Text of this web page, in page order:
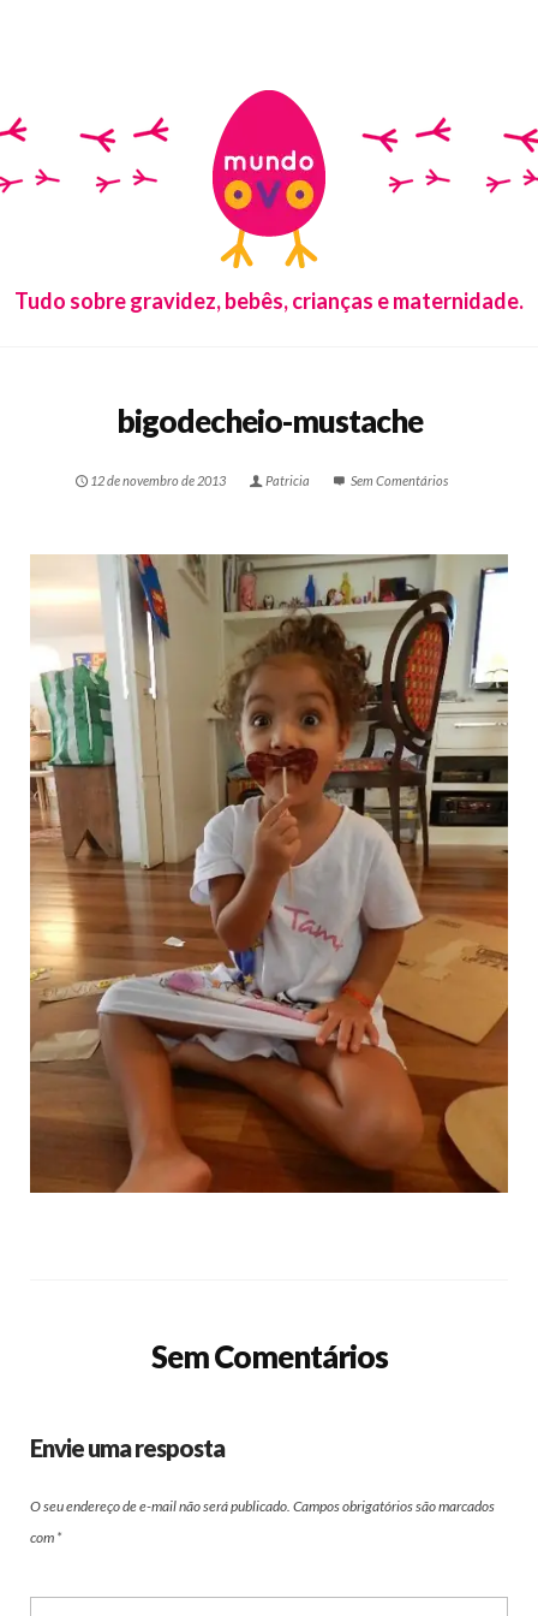
Tudo sobre gravidez, bebês, crianças e maternidade.
bigodecheio-mustache
12 de novembro de 2013 Patricia Sem Comentários
Sem Comentários
Envie uma resposta
O seu endereço de e-mail não será publicado. Campos obrigatórios são marcados
com *